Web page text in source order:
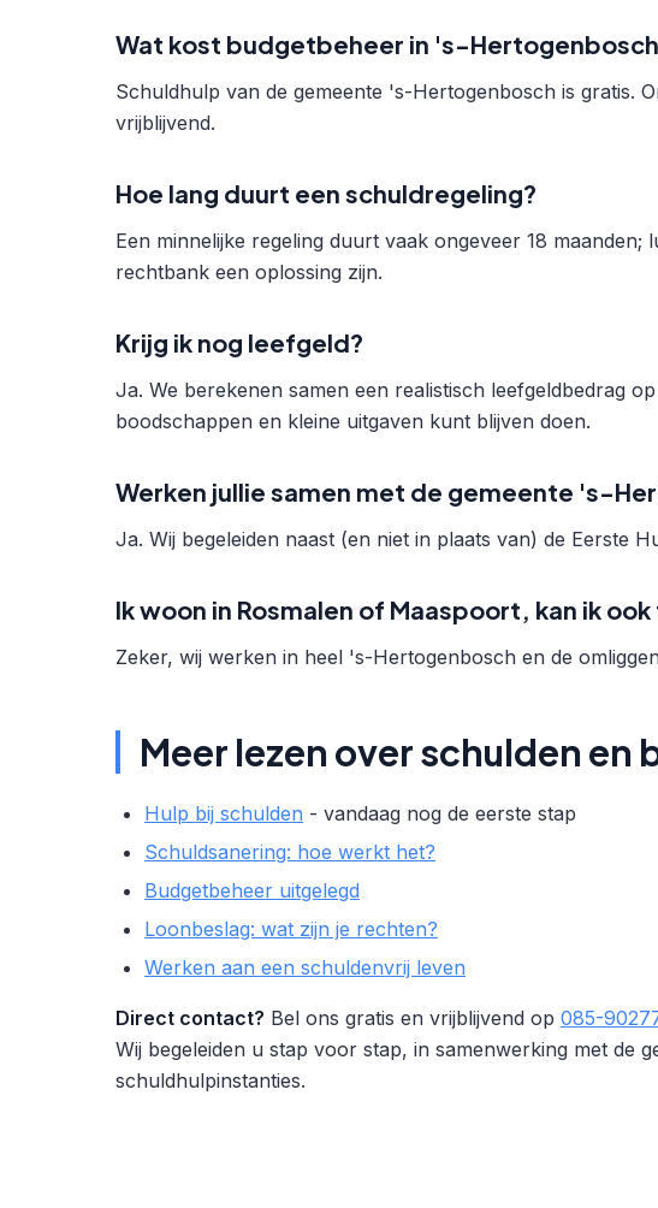
Wat kost budgetbeheer in 's-
Schuldhulp van de gemeente 's-Hertogenbosch is gratis.
vrijblijvend.
Hoe lang duurt een schuldregeling?
Een minnelijke regeling duurt vaak ongeveer 18 maanden;
rechtbank een oplossing zijn.
Krijg ik nog leefgeld?
Ja. We berekenen samen een realistisch leefgeldbedrag
boodschappen en kleine uitgaven kunt blijven doen.
Werken jullie samen met de gemeente 's-
Ja. Wij begeleiden naast (en niet in plaats van) de Eerste
Ik woon in Rosmalen of Maaspoort, kan ik
Zeker, wij werken in heel 's-Hertogenbosch en de
Meer lezen over schulden en
Hulp bij schulden - vandaag nog de eerste stap
Schuldsanering: hoe werkt het?
Budgetbeheer uitgelegd
Loonbeslag: wat zijn je rechten?
Werken aan een schuldenvrij leven
Direct contact? Bel ons gratis en vrijblijvend op 085-
Wij begeleiden u stap voor stap, in samenwerking met de
schuldhulpinstanties.